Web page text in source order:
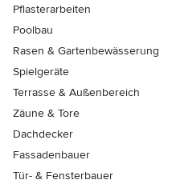
Pflasterarbeiten
Poolbau
Rasen & Gartenbewässerung
Spielgeräte
Terrasse & Außenbereich
Zäune & Tore
Dachdecker
Fassadenbauer
Tür- & Fensterbauer